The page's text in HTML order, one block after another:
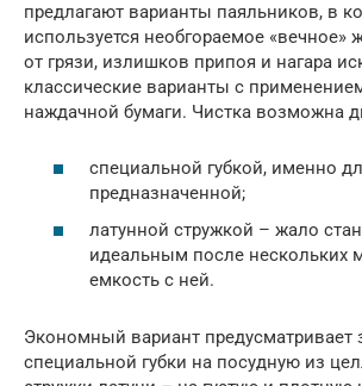
предлагают варианты паяльников, в
используется необгораемое «вечное»
от грязи, излишков припоя и нагара
классические варианты с
наждачной бумаги. Чистка возможна
специальной губкой, именно
предназначенной;
латунной стружкой – жало
идеальным после нескольких
емкость с ней.
Экономный вариант предусматривает
специальной губки на посудную из